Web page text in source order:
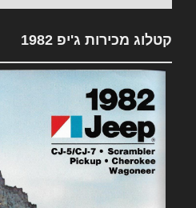
קטלוג מכירות ג'יפ 1982